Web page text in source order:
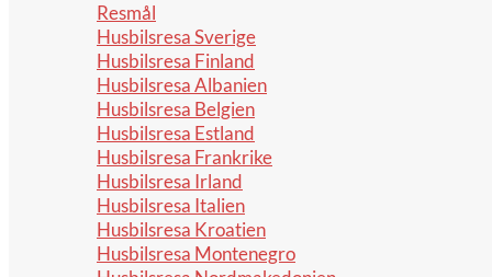
Resmål
Husbilsresa Sverige
Husbilsresa Finland
Husbilsresa Albanien
Husbilsresa Belgien
Husbilsresa Estland
Husbilsresa Frankrike
Husbilsresa Irland
Husbilsresa Italien
Husbilsresa Kroatien
Husbilsresa Montenegro